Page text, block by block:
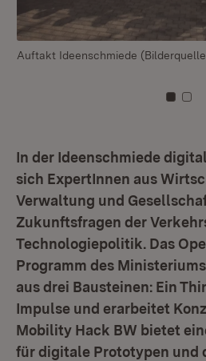
Auftakt Ideenschmiede
ZuZu
In der Ideenschmiede
sich ExpertInnen aus
Verwaltung und
Zukunftsfragen der
Technologiepolitik. Das
Programm des
aus drei Bausteinen: Ein
Impulse und erarbeitet
Mobility Hack BW bietet
für digitale Prototypen und